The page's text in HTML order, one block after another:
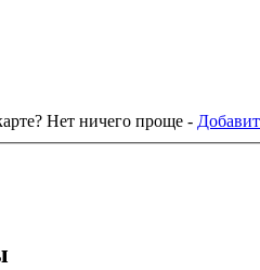
Нет ничего проще -